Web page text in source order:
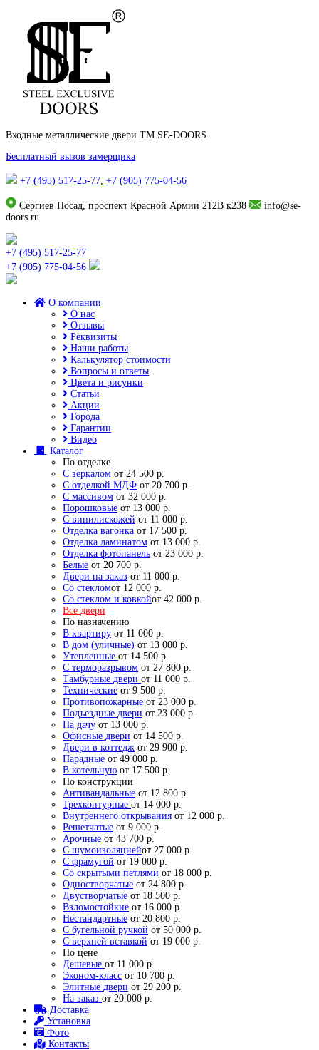
Входные металлические двери TM SE-DOORS
Бесплатный вызов замерщика
+7 (495) 517-25-77, +7 (905) 775-04-56
Сергиев Посад, проспект Красной Армии 212В к238
info@se-
doors.ru
+7 (495) 517-25-77
+7 (905) 775-04-56
О компании
О нас
Отзывы
Реквизиты
Наши работы
Калькулятор стоимости
Вопросы и ответы
Цвета и рисунки
Статьи
Акции
Города
Гарантии
Видео
Каталог
По отделке
С зеркалом от 24 500 р.
С отделкой МДФ от 20 700 р.
С массивом от 32 000 р.
Порошковые от 13 000 р.
С винилискожей от 11 000 р.
Отделка вагонка от 17 500 р.
Отделка ламинатом от 13 000 р.
Отделка фотопанель от 23 000 р.
Белые от 20 700 р.
Двери на заказ от 11 000 р.
Со стекломот 12 000 р.
Со стеклом и ковкойот 42 000 р.
Все двери
По назначению
В квартиру от 11 000 р.
В дом (уличные) от 13 000 р.
Утепленные от 14 500 р.
С терморазрывом от 27 800 р.
Тамбурные двери от 11 000 р.
Технические от 9 500 р.
Противопожарные от 23 000 р.
Подъездные двери от 23 000 р.
На дачу от 13 000 р.
Офисные двери от 14 500 р.
Двери в коттедж от 29 900 р.
Парадные от 49 000 р.
В котельную от 17 500 р.
По конструкции
Антивандальные от 12 800 р.
Трехконтурные от 14 000 р.
Внутреннего открывания от 12 000 р.
Решетчатые от 9 000 р.
Арочные от 43 700 р.
С шумоизоляциейот 27 000 р.
С фрамугой от 19 000 р.
Со скрытыми петлями от 18 000 р.
Одностворчатые от 24 800 р.
Двустворчатые от 18 500 р.
Взломостойкие от 16 000 р.
Нестандартные от 20 800 р.
С бугельной ручкой от 50 000 р.
С верхней вставкой от 19 000 р.
По цене
Дешевые от 11 000 р.
Эконом-класс от 10 700 р.
Элитные двери от 29 200 р.
На заказ от 20 000 р.
Доставка
Установка
Фото
Контакты